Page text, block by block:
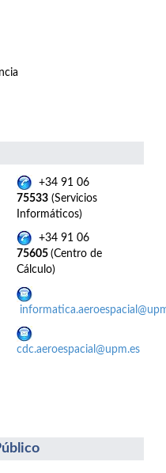
+34 91 06
75533 (Servicios
Informáticos)
+34 91 06
75605 (Centro de
Cálculo)
cdc.aeroespacial@upm.es